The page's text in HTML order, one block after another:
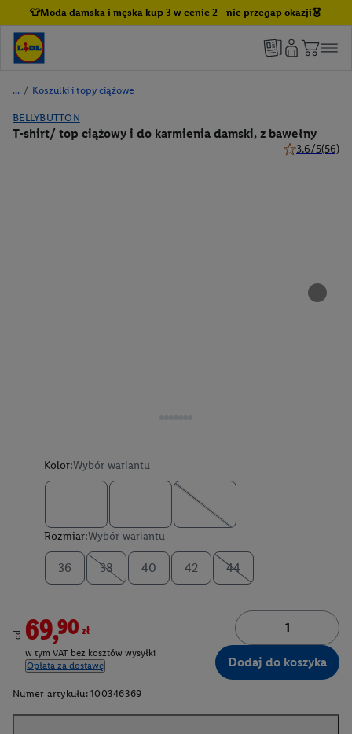
👕Moda damska i męska kup 3 w cenie 2 - nie przegap okazji👗
/ Koszulki i topy ciążowe
BELLYBUTTON
T-shirt/ top ciążowy i do karmienia damski, z bawełny
3.6/5(56)
Kolor:Wybór wariantu
Rozmiar:Wybór wariantu
36 38 40 42 44
od 69,90zł
w tym VAT bez kosztów wysyłki
Opłata za dostawę
Dodaj do koszyka
Numer artykułu: 100346369